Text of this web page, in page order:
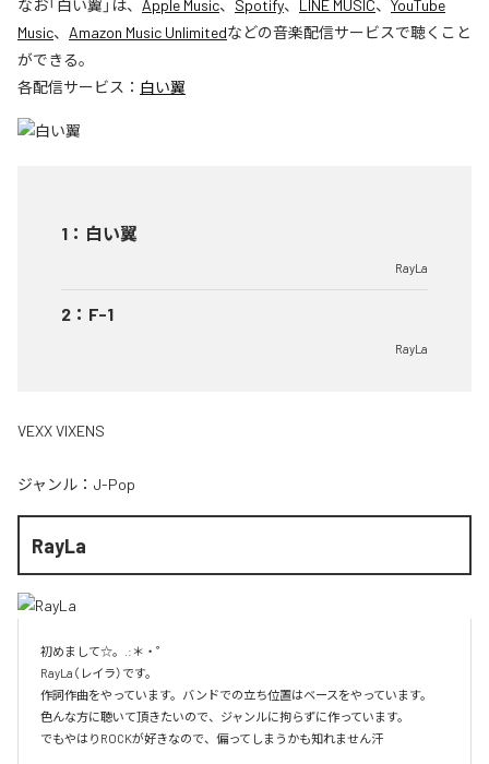
なお「白い翼 」は、 Apple Music、 Spotify、 LINE MUSIC、 YouTube
Music、 Amazon Music Unlimitedなどの音楽配信サービスで聴くこと
ができる。
各配信サービス： 白い翼
1 ： 白い翼
RayLa
2 ： F-1
RayLa
VEXX VIXENS
ジャンル： J-Pop
RayLa
初めまして☆。.:＊・゜
RayLa（レイラ）です。
作詞作曲をやっています。バンドでの立ち位置はベースをやっています。
色んな方に聴いて頂きたいので、ジャンルに拘らずに作っています。
でもやはりROCKが好きなので、偏ってしまうかも知れません汗